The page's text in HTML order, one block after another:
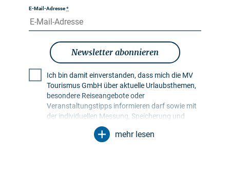
E-Mail-Adresse*
Newsletter abonnieren
Ich bin damit einverstanden, dass mich die MV
Tourismus GmbH über aktuelle Urlaubsthemen,
besondere Reiseangebote oder
Veranstaltungstipps informieren darf sowie mit
der individuellen Messung, Speicherung und
Auswertung von Öffnungs- und Klickraten in
Empfängerprofilen zu Zwecken der Gestaltung
mehr lesen